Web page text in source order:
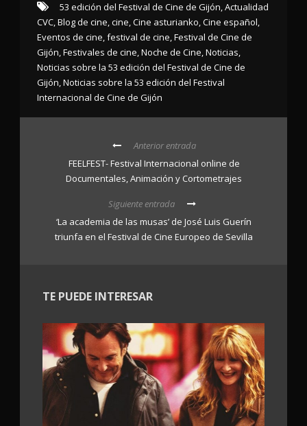
53 edición del Festival de Cine de Gijón,Actualidad
CVC,Blog de cine,cine,Cine asturianko,Cine español,
Eventos de cine,festival de cine,Festival de Cine de
Gijón,Festivales de cine,Noche de Cine,Noticias,
Noticias sobre la 53 edición del Festival de Cine de
Gijón,Noticias sobre la 53 edición del Festival
Internacional de Cine de Gijón
Anterior entrada
FEELFEST- Festival Internacional online de
Documentales, Animación y Cortometrajes
Siguiente entrada
‘La academia de las musas’ de José Luis Guerín
triunfa en el Festival de Cine Europeo de Sevilla
TE PUEDE INTERESAR